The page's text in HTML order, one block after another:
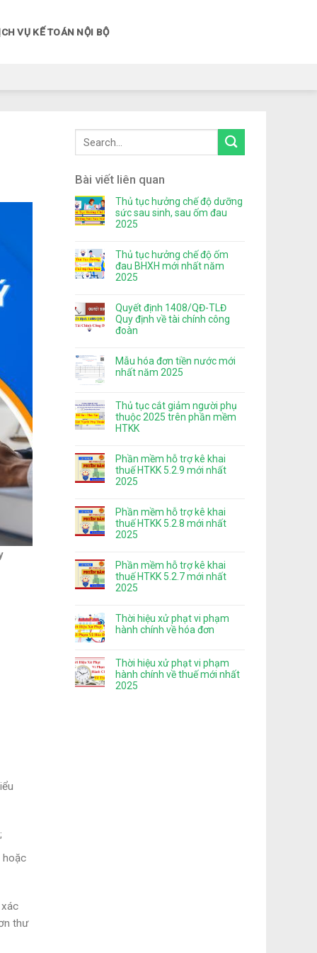
VỤ KẾ TOÁN NỘI BỘ
hoặc
thư
Bài viết liên quan
Thủ tục hưởng chế độ dưỡng
sức sau sinh, sau ốm đau
2025
Thủ tục hưởng chế độ ốm
đau BHXH mới nhất năm
2025
Quyết định 1408/QĐ-TLĐ
Quy định về tài chính công
đoàn
Mẫu hóa đơn tiền nước mới
nhất năm 2025
Thủ tục cắt giảm người phụ
thuộc 2025 trên phần mềm
HTKK
Phần mềm hỗ trợ kê khai
thuế HTKK 5.2.9 mới nhất
2025
Phần mềm hỗ trợ kê khai
thuế HTKK 5.2.8 mới nhất
2025
Phần mềm hỗ trợ kê khai
thuế HTKK 5.2.7 mới nhất
2025
Thời hiệu xử phạt vi phạm
hành chính về hóa đơn
Thời hiệu xử phạt vi phạm
hành chính về thuế mới nhất
2025